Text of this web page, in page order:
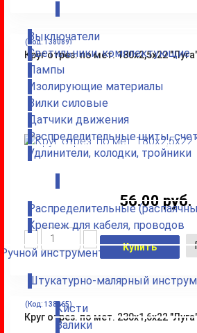
Выключатели
Светильники, комплектующие
Лампы
Изолирующие материалы
Вилки силовые
Датчики движения
Распределительные щиты,
Удлинители, колодки, тройники
Распределительные
Крепеж для кабеля, проводов
Ручной инструмент
Штукатурно-малярный
Кисти
Валики
Круг отрез. по мет. 180х2,5х22
(Код:138089)
56.00 руб.
Купить
Круг отрез. по мет. 230х1,6х22
(Код: 138065)